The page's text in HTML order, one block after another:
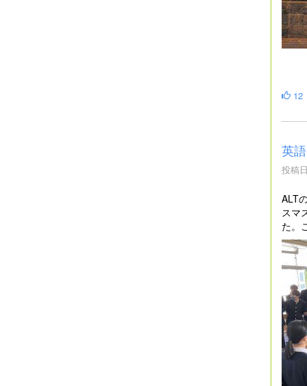
12
英
投稿
ALT
スマ
た。